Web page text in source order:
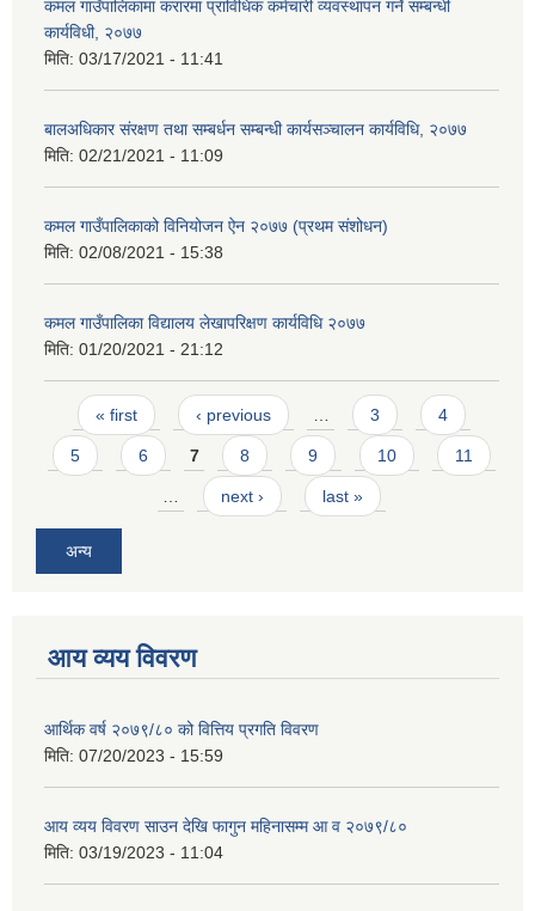
कमल गाउँपालिकामा करारमा प्राविधिक कर्मचारी व्यवस्थापन गर्ने सम्बन्धी
कार्यविधी, २०७७
मिति: 03/17/2021 - 11:41
बालअधिकार संरक्षण तथा सम्बर्धन सम्बन्धी कार्यसञ्चालन कार्यविधि, २०७७
मिति: 02/21/2021 - 11:09
कमल गाउँपालिकाको विनियोजन ऐन २०७७ (प्रथम संशोधन)
मिति: 02/08/2021 - 15:38
कमल गाउँपालिका विद्यालय लेखापरिक्षण कार्यविधि २०७७
मिति: 01/20/2021 - 21:12
Pages
« first ‹ previous 3 4
5 6 7 8 9 10 11
next › last »
अन्य
आय व्यय विवरण
आर्थिक वर्ष २०७९/८० को वित्तिय प्रगति विवरण
मिति: 07/20/2023 - 15:59
आय व्यय विवरण साउन देखि फागुन महिनासम्म आ व २०७९/८०
मिति: 03/19/2023 - 11:04